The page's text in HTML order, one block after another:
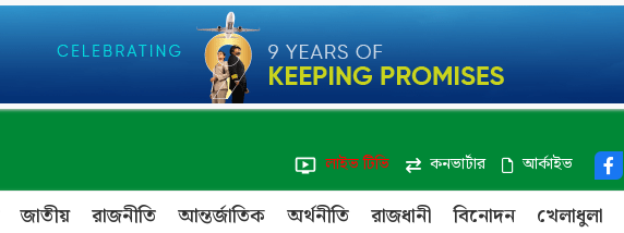
লাইভ টিভি
কনভার্টার আর্কাইভ
জাতীয় রাজনীতি আন্তর্জাতিক অর্থনীতি রাজধানী বিনোদন খেলাধুলা